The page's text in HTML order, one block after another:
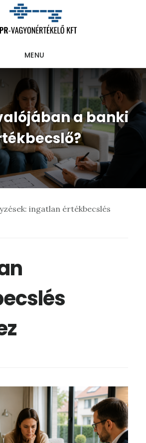
MENU
a banki
ingatlan értékbecslés